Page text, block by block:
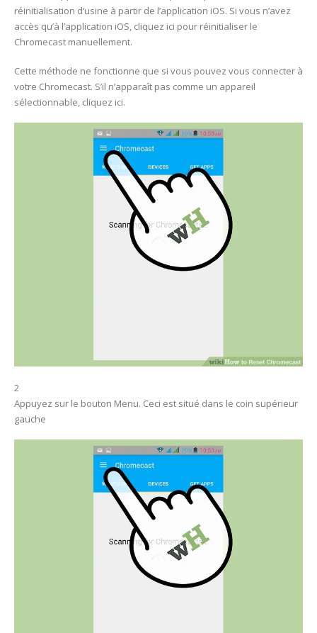
réinitialisation d’usine à partir de l’application iOS. Si vous n’avez
accès qu’à l’application iOS, cliquez ici pour réinitialiser le
Chromecast manuellement.
Cette méthode ne fonctionne que si vous pouvez vous connecter à
votre Chromecast. S’il n’apparaît pas comme un appareil
sélectionnable, cliquez ici.
2
Appuyez sur le bouton Menu. Ceci est situé dans le coin supérieur
gauche